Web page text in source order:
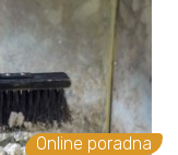
Online poradna